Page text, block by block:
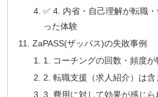
✅ 4. 内省・自己理解が転職
った体験
ZaPASS(ザッパス)の失敗事例
1. コーチングの回数・頻度
2. 転職支援（求人紹介）は
3. 費用に対して効果が感じら